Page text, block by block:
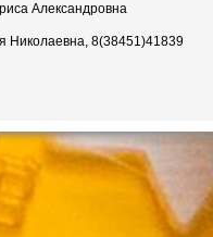
Александровна
Николаевна, 8(38451)41839